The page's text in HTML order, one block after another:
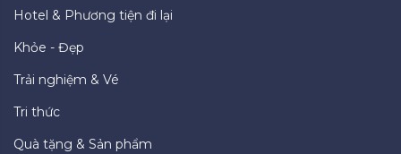
Hotel & Phương tiện đi lại
Khỏe - Đẹp
Trải nghiệm & Vé
Tri thức
Quà tặng & Sản phẩm